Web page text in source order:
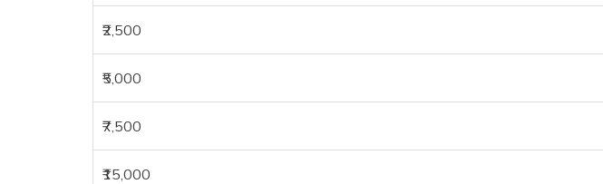
₹2,500
₹5,000
₹7,500
₹15,000